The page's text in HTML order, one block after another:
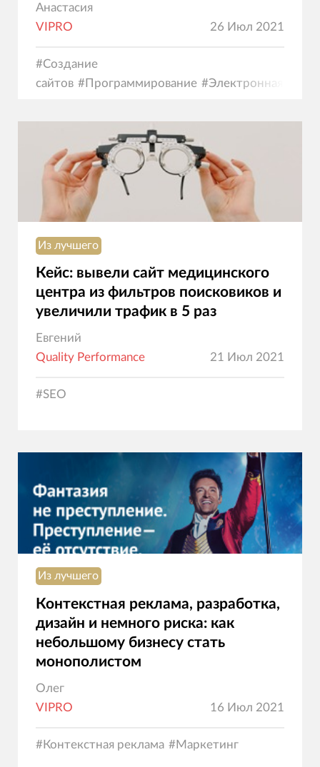
Анастасия
VIPRO
26 Июл 2021
#Создание
сайтов #Программирование #Электронная
Из лучшего
Кейс: вывели сайт медицинского
центра из фильтров поисковиков и
увеличили трафик в 5 раз
Евгений
Quality Performance
21 Июл 2021
#SEO
Из лучшего
Контекстная реклама, разработка,
дизайн и немного риска: как
небольшому бизнесу стать
монополистом
Олег
VIPRO
16 Июл 2021
#Контекстная реклама #Маркетинг